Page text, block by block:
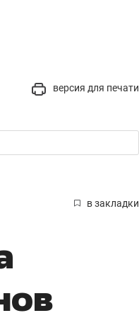
версия для печати
в закладки